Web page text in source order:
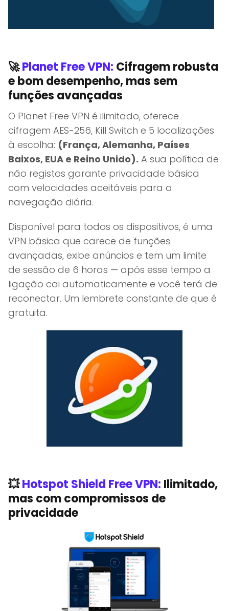
🚀Planet Free VPN: Cifragem robusta
e bom desempenho, mas sem
funções avançadas
O Planet Free VPN é ilimitado, oferece
cifragem AES-256, Kill Switch e 5 localizações
à escolha: (França, Alemanha, Países
Baixos, EUA e Reino Unido). A sua política de
não registos garante privacidade básica
com velocidades aceitáveis para a
navegação diária.
Disponível para todos os dispositivos, é uma
VPN básica que carece de funções
avançadas, exibe anúncios e tem um limite
de sessão de 6 horas — após esse tempo a
ligação cai automaticamente e você terá de
reconectar. Um lembrete constante de que é
gratuita.
💥Hotspot Shield Free VPN: Ilimitado,
mas com compromissos de
privacidade